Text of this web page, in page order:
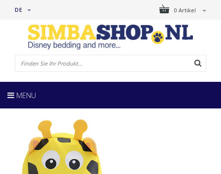
0 Artikel
DE
MENU